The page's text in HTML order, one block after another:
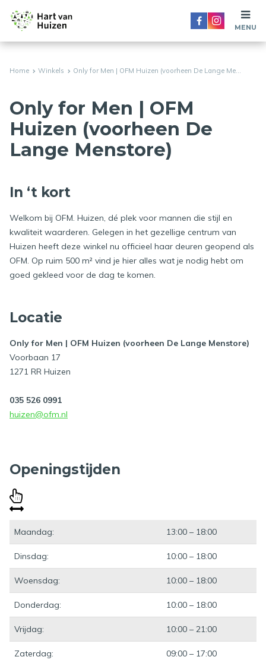
Home Winkels Only for Men | OFM Huizen (voorheen De Lange Me...
Only for Men | OFM
Huizen (voorheen De
Lange Menstore)
In ‘t kort
Welkom bij OFM. Huizen, dé plek voor mannen die stijl en
kwaliteit waarderen. Gelegen in het gezellige centrum van
Huizen heeft deze winkel nu officieel haar deuren geopend als
OFM. Op ruim 500 m² vind je hier alles wat je nodig hebt om
goed gekleed voor de dag te komen.
Locatie
Only for Men | OFM Huizen (voorheen De Lange Menstore)
Voorbaan 17
1271 RR Huizen
035 526 0991
huizen@ofm.nl
Openingstijden
Maandag: 13:00 – 18:00
Dinsdag: 10:00 – 18:00
Woensdag: 10:00 – 18:00
Donderdag: 10:00 – 18:00
Vrijdag: 10:00 – 21:00
Zaterdag: 09:00 – 17:00
MENU